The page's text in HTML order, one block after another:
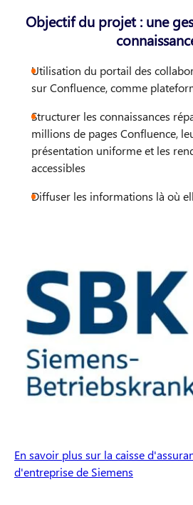
Objectif du projet : une
Utilisation du portail des
sur Confluence, comme
Structurer les connaissances
millions de pages Confluence,
présentation uniforme et les
accessibles
Diffuser les informations là où
En savoir plus sur la caisse
d'entreprise de Siemens